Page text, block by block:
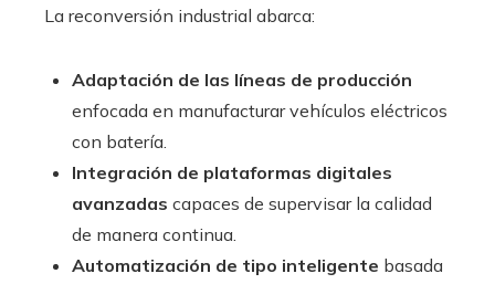
La reconversión industrial abarca:
Adaptación de las líneas de producción
enfocada en manufacturar vehículos eléctricos
con batería.
Integración de plataformas digitales
avanzadas capaces de supervisar la calidad
de manera continua.
Automatización de tipo inteligente basada